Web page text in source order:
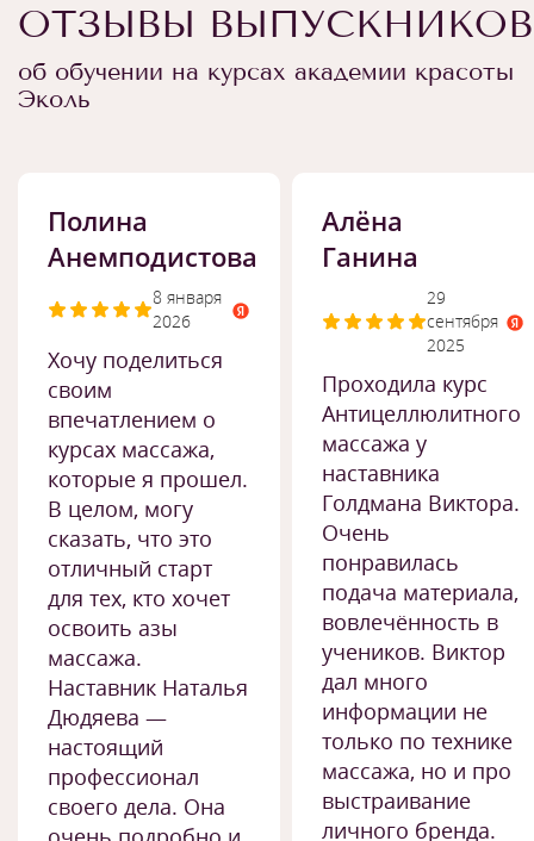
ОТЗЫВЫ ВЫПУСКНИКОВ
об обучении на курсах академии красоты
Эколь
Полина
Анемподистова
8 января
2026
Хочу поделиться
своим
впечатлением о
курсах массажа,
которые я прошел.
В целом, могу
сказать, что это
отличный старт
для тех, кто хочет
освоить азы
массажа.
Наставник Наталья
Дюдяева —
настоящий
профессионал
своего дела. Она
Алёна
Ганина
29
сентября
2025
Проходила курс
Антицеллюлитного
массажа у
наставника
Голдмана Виктора.
Очень
понравилась
подача материала,
вовлечённость в
учеников. Виктор
дал много
информации не
только по технике
массажа, но и про
выстраивание
личного бренда.